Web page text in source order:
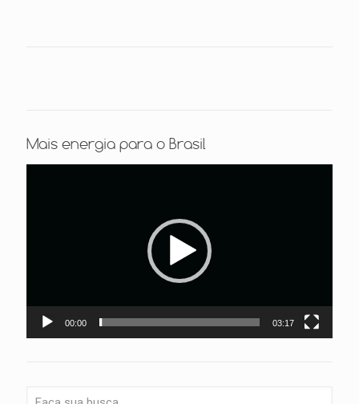
Mais energia para o Brasil
00:00 03:17